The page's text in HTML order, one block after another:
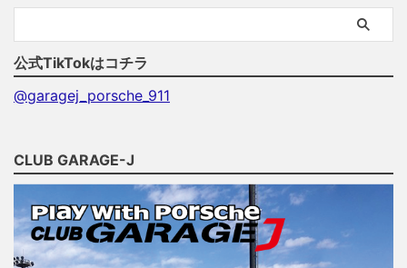
公式TikTokはコチラ
@garagej_porsche_911
CLUB GARAGE-J